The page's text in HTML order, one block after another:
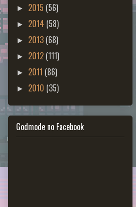
► 2015 (56)
► 2014 (58)
► 2013 (68)
► 2012 (111)
► 2011 (86)
► 2010 (35)
Godmode no Facebook